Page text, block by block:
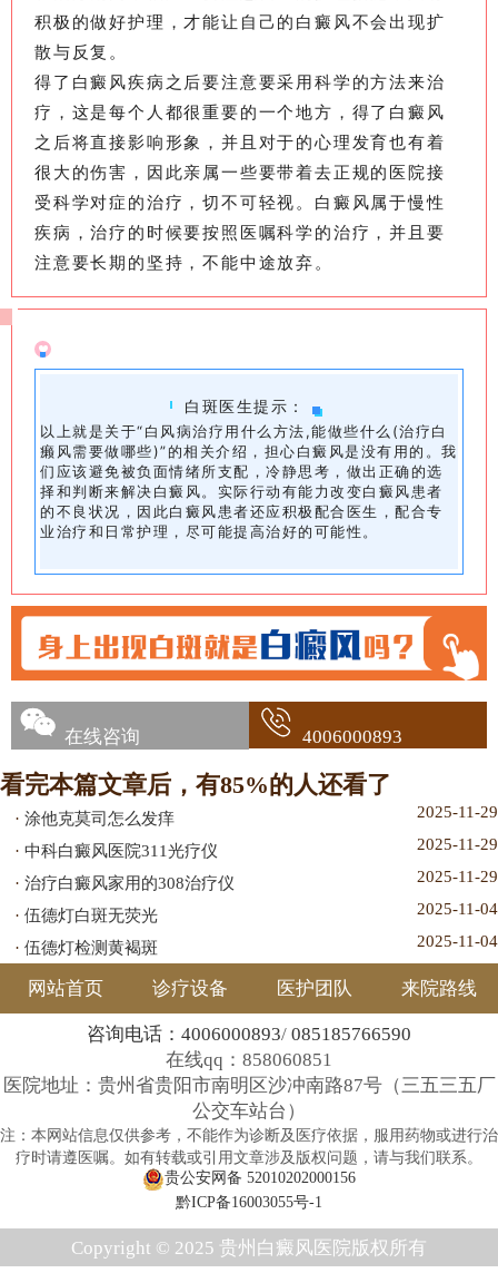
积极的做好护理，才能让自己的白癜风不会出现扩
散与反复。
得了白癜风疾病之后要注意要采用科学的方法来治
疗，这是每个人都很重要的一个地方，得了白癜风
之后将直接影响形象，并且对于的心理发育也有着
很大的伤害，因此亲属一些要带着去正规的医院接
受科学对症的治疗，切不可轻视。白癜风属于慢性
疾病，治疗的时候要按照医嘱科学的治疗，并且要
注意要长期的坚持，不能中途放弃。
白斑医生提示：
以上就是关于“白风病治疗用什么方法,能做些什么(治疗白
癞风需要做哪些)”的相关介绍，担心白癜风是没有用的。我
们应该避免被负面情绪所支配，冷静思考，做出正确的选
择和判断来解决白癜风。实际行动有能力改变白癜风患者
的不良状况，因此白癜风患者还应积极配合医生，配合专
业治疗和日常护理，尽可能提高治好的可能性。
在线咨询 4006000893
看完本篇文章后，有85%的人还看了
·涂他克莫司怎么发痒 2025-11-29
·中科白癜风医院311光疗仪 2025-11-29
·治疗白癜风家用的308治疗仪 2025-11-29
·伍德灯白斑无荧光 2025-11-04
·伍德灯检测黄褐斑 2025-11-04
网站首页 诊疗设备 医护团队 来院路线
咨询电话：4006000893/ 085185766590
在线qq：858060851
医院地址：贵州省贵阳市南明区沙冲南路87号（三五三五厂
公交车站台）
注：本网站信息仅供参考，不能作为诊断及医疗依据，服用药物或进行治
疗时请遵医嘱。如有转载或引用文章涉及版权问题，请与我们联系。
贵公安网备 52010202000156
黔ICP备16003055号-1
Copyright © 2025 贵州白癜风医院 版权所有